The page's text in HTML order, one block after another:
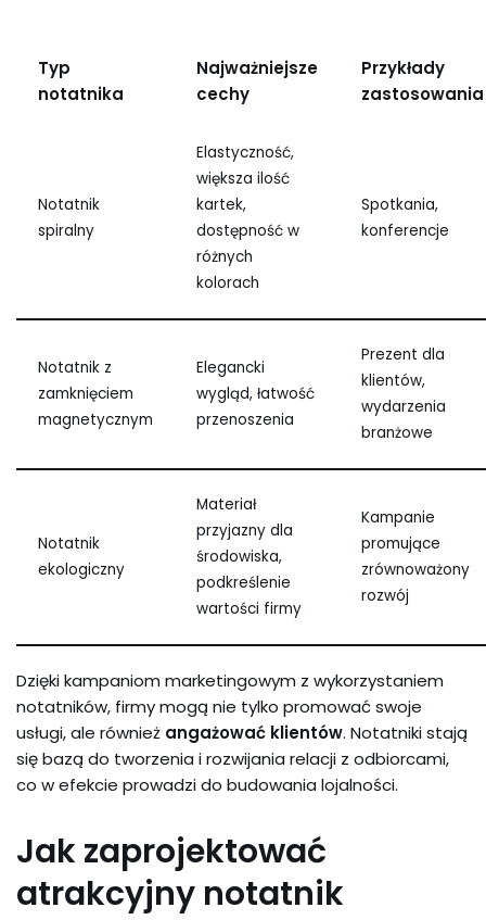
Typ
notatnika
Najważniejsze
cechy
Przykłady
zastosowania
Notatnik
spiralny
Elastyczność,
większa ilość
kartek,
dostępność w
różnych
kolorach
Spotkania,
konferencje
Notatnik z
zamknięciem
magnetycznym
Elegancki
wygląd, łatwość
przenoszenia
Prezent dla
klientów,
wydarzenia
branżowe
Notatnik
ekologiczny
Materiał
przyjazny dla
środowiska,
podkreślenie
wartości firmy
Kampanie
promujące
zrównoważony
rozwój
Dzięki kampaniom marketingowym z wykorzystaniem
notatników, firmy mogą nie tylko promować swoje
usługi, ale również angażować klientów. Notatniki stają
się bazą do tworzenia i rozwijania relacji z odbiorcami,
co w efekcie prowadzi do budowania lojalności.
Jak zaprojektować
atrakcyjny notatnik